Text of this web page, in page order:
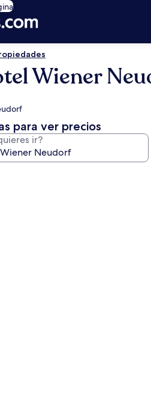
Wiener
para ver precios
ir?